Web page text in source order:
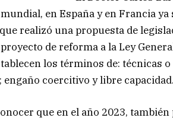
en España y en Francia ya
realizó una propuesta de
de reforma a la Ley
los términos de: técnicas
coercitivo y libre capacidad.
que en el año 2023,